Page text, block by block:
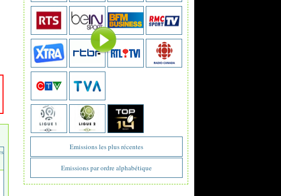
Emissions les plus récentes
Emissions par ordre alphabétique